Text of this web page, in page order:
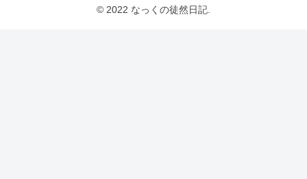
© 2022 なっくの徒然日記.